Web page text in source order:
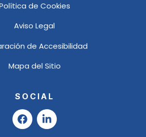
de Cookies
Aviso Legal
de Accesibilidad
Mapa del Sitio
SOCIAL
F
a
L
i